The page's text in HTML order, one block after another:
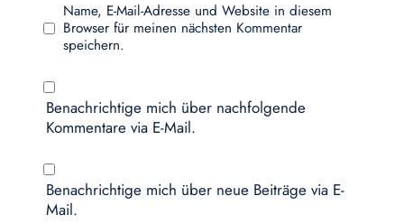
Name, E-Mail-Adresse und Website in diesem
Browser für meinen nächsten Kommentar
speichern.
Benachrichtige mich über nachfolgende
Kommentare via E-Mail.
Benachrichtige mich über neue Beiträge via E-
Mail.